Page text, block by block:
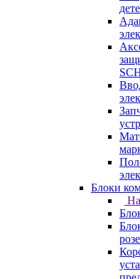
Блоки